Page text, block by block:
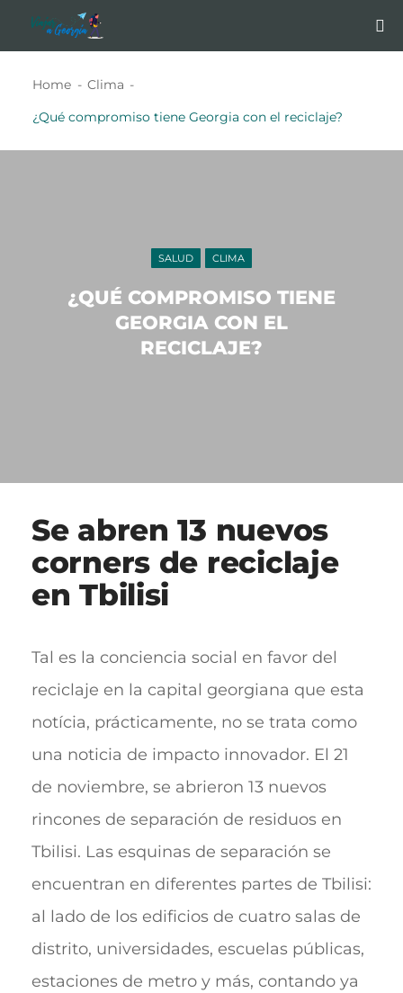
Home
Clima
¿Qué compromiso tiene Georgia con el reciclaje?
SALUD CLIMA
¿QUÉ COMPROMISO TIENE
GEORGIA CON EL
RECICLAJE?
Se abren 13 nuevos
corners de reciclaje
en Tbilisi
Tal es la conciencia social en favor del
reciclaje en la capital georgiana que esta
notícia, prácticamente, no se trata como
una noticia de impacto innovador. El 21
de noviembre, se abrieron 13 nuevos
rincones de separación de residuos en
Tbilisi. Las esquinas de separación se
encuentran en diferentes partes de Tbilisi:
al lado de los edificios de cuatro salas de
distrito, universidades, escuelas públicas,
estaciones de metro y más, contando ya